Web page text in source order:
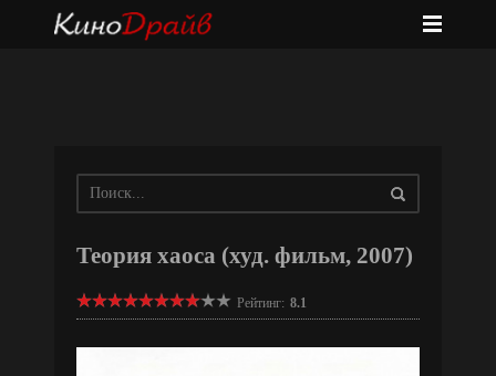
Теория хаоса (худ. фильм, 2007)
Рейтинг: 8.1